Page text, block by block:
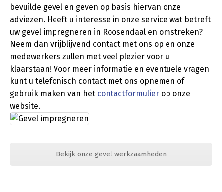
bevuilde gevel en geven op basis hiervan onze
adviezen. Heeft u interesse in onze service wat betreft
uw gevel impregneren in Roosendaal en omstreken?
Neem dan vrijblijvend contact met ons op en onze
medewerkers zullen met veel plezier voor u
klaarstaan! Voor meer informatie en eventuele vragen
kunt u telefonisch contact met ons opnemen of
gebruik maken van het contactformulier op onze
website.
Bekijk onze gevel werkzaamheden